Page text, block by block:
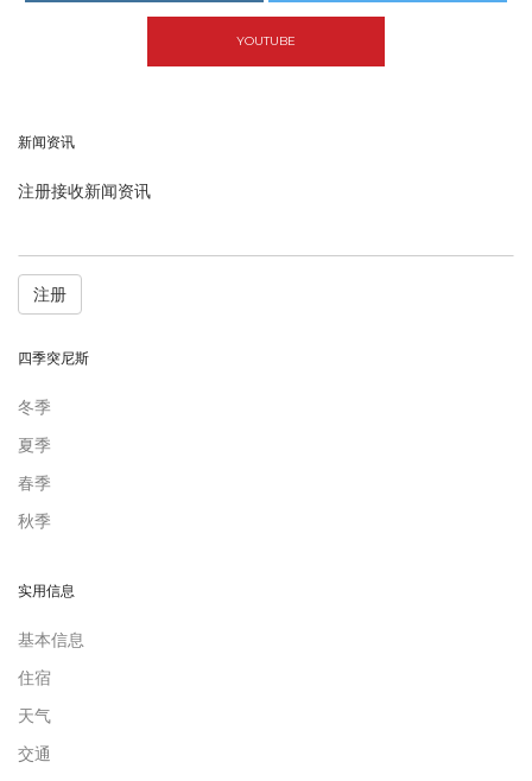
YOUTUBE
新闻资讯
注册接收新闻资讯
注册
四季突尼斯
冬季
夏季
春季
秋季
实用信息
基本信息
住宿
天气
交通